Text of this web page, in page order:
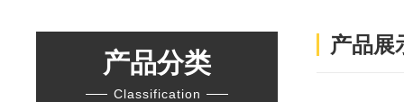
产品分类
Classification
产品展